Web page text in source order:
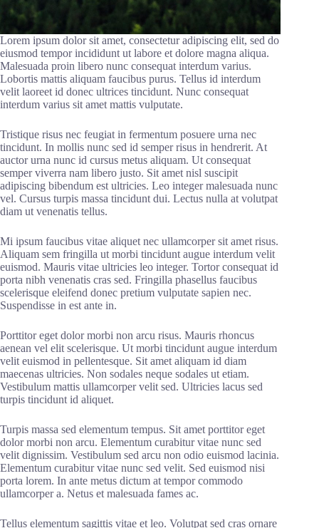
Lorem ipsum dolor sit amet, consectetur adipiscing elit, sed do
eiusmod tempor incididunt ut labore et dolore magna aliqua.
Malesuada proin libero nunc consequat interdum varius.
Lobortis mattis aliquam faucibus purus. Tellus id interdum
velit laoreet id donec ultrices tincidunt. Nunc consequat
interdum varius sit amet mattis vulputate.
Tristique risus nec feugiat in fermentum posuere urna nec
tincidunt. In mollis nunc sed id semper risus in hendrerit. At
auctor urna nunc id cursus metus aliquam. Ut consequat
semper viverra nam libero justo. Sit amet nisl suscipit
adipiscing bibendum est ultricies. Leo integer malesuada nunc
vel. Cursus turpis massa tincidunt dui. Lectus nulla at volutpat
diam ut venenatis tellus.
Mi ipsum faucibus vitae aliquet nec ullamcorper sit amet risus.
Aliquam sem fringilla ut morbi tincidunt augue interdum velit
euismod. Mauris vitae ultricies leo integer. Tortor consequat id
porta nibh venenatis cras sed. Fringilla phasellus faucibus
scelerisque eleifend donec pretium vulputate sapien nec.
Suspendisse in est ante in.
Porttitor eget dolor morbi non arcu risus. Mauris rhoncus
aenean vel elit scelerisque. Ut morbi tincidunt augue interdum
velit euismod in pellentesque. Sit amet aliquam id diam
maecenas ultricies. Non sodales neque sodales ut etiam.
Vestibulum mattis ullamcorper velit sed. Ultricies lacus sed
turpis tincidunt id aliquet.
Turpis massa sed elementum tempus. Sit amet porttitor eget
dolor morbi non arcu. Elementum curabitur vitae nunc sed
velit dignissim. Vestibulum sed arcu non odio euismod lacinia.
Elementum curabitur vitae nunc sed velit. Sed euismod nisi
porta lorem. In ante metus dictum at tempor commodo
ullamcorper a. Netus et malesuada fames ac.
Tellus elementum sagittis vitae et leo. Volutpat sed cras ornare